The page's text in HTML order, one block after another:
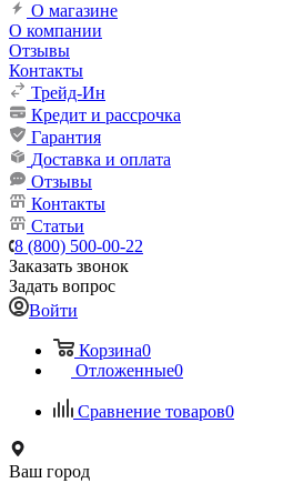
О магазине
О компании
Отзывы
Контакты
Трейд-Ин
Кредит и рассрочка
Гарантия
Доставка и оплата
Отзывы
Контакты
Статьи
8 (800) 500-00-22
Заказать звонок
Задать вопрос
Войти
Корзина0
Отложенные0
Сравнение товаров0
Ваш город